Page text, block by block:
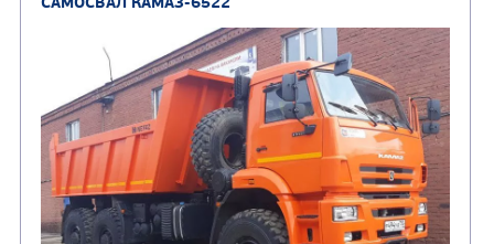
Цена по запросу